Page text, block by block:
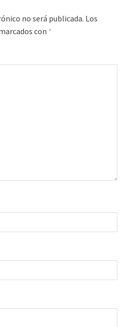
no será publicada. Los
con *